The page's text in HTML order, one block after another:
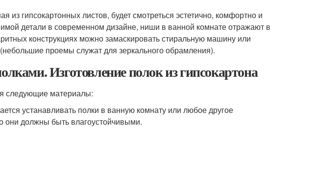
гипсокартонных листов, будет смотреться эстетично, комфортно и
детали в современном дизайне, ниши в ванной комнате отражают в
конструкциях можно замаскировать стиральную машину или
проемы служат для зеркального обрамления).
Изготовление полок из гипсокартона
следующие материалы:
устанавливать полки в ванную комнату или любое другое
должны быть влагоустойчивыми.